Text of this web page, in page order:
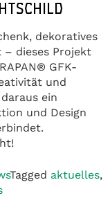
dekoratives
– dieses Projekt
GFK-
und
ein
und Design
Tagged aktuelles,